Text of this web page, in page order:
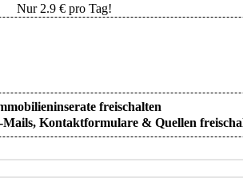
Nur 2.9€ pro Tag!
freischalten
Kontaktformulare & Quellen